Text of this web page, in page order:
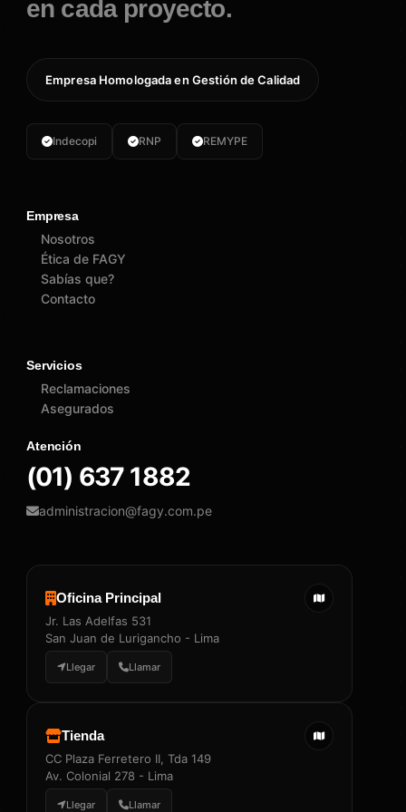
en cada proyecto.
Empresa Homologada en Gestión de Calidad
Indecopi RNP REMYPE
Empresa
Nosotros
Ética de FAGY
Sabías que?
Contacto
Servicios
Reclamaciones
Asegurados
Atención
(01) 637 1882
administracion@fagy.com.pe
Oficina Principal
Jr. Las Adelfas 531
San Juan de Lurigancho - Lima
Llegar Llamar
Tienda
CC Plaza Ferretero II, Tda 149
Av. Colonial 278 - Lima
Llegar Llamar